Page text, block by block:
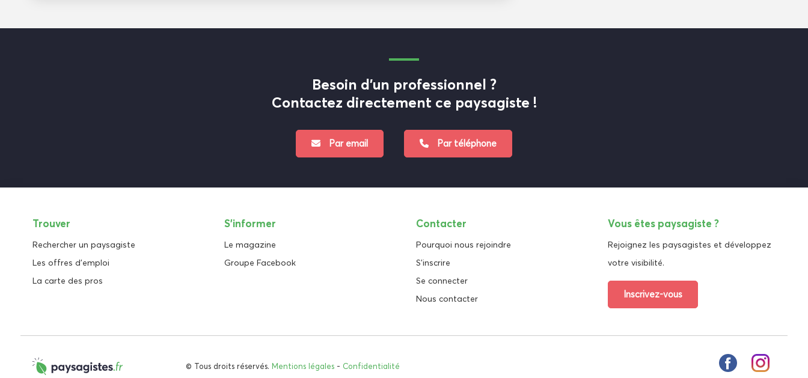
Besoin d'un professionnel ?
Contactez directement ce paysagiste !
Par email Par téléphone
Trouver
Rechercher un paysagiste
Les offres d'emploi
La carte des pros
S'informer
Le magazine
Groupe Facebook
Contacter
Pourquoi nous rejoindre
S'inscrire
Se connecter
Nous contacter
Vous êtes paysagiste ?
Rejoignez les paysagistes et développez
votre visibilité.
Inscrivez-vous
© Tous droits réservés. Mentions légales- Confidentialité